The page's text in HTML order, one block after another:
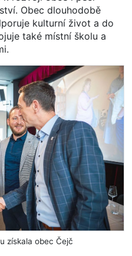
Obec dlouhodobě
kulturní život a do
také místní školu a
získala obec Čejč